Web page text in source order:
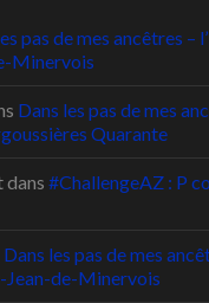
pas de mes ancêtres –
Minervois
Dans les pas de mes
Quarante
dans#ChallengeAZ : P
Dans les pas de mes
Jean-de-Minervois